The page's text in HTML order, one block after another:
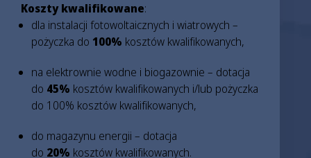
Koszty kwalifikowane:
dla instalacji fotowoltaicznych i wiatrowych –
pożyczka do 100% kosztów kwalifikowanych,
na elektrownie wodne i biogazownie – dotacja
do 45% kosztów kwalifikowanych i/lub pożyczka
do 100% kosztów kwalifikowanych,
do magazynu energii – dotacja
do 20% kosztów kwalifikowanych.